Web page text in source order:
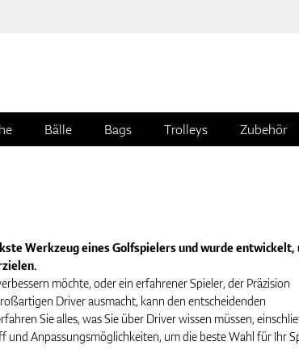
Bälle Bags Trolleys Zubehör
Werkzeug eines Golfspielers und wurde entwickelt,
möchte, oder ein erfahrener Spieler, der Präzision
Driver ausmacht, kann den entscheidenden
Sie alles, was Sie über Driver wissen müssen,
Anpassungsmöglichkeiten, um die beste Wahl für Ihr